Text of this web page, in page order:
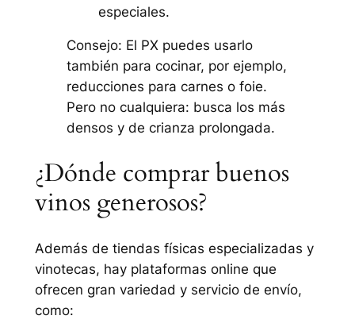
especiales.
Consejo: El PX puedes usarlo
también para cocinar, por ejemplo,
reducciones para carnes o foie.
Pero no cualquiera: busca los más
densos y de crianza prolongada.
¿Dónde comprar buenos
vinos generosos?
Además de tiendas físicas especializadas y
vinotecas, hay plataformas online que
ofrecen gran variedad y servicio de envío,
como: